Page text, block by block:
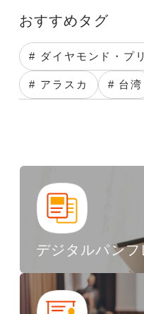
おすすめタグ
# ダイヤモンド・プ
# アラスカ # 台湾
デジタルパンフ